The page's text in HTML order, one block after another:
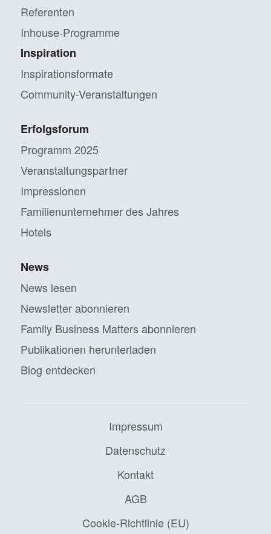
Referenten
Inhouse-Programme
Inspiration
Inspirationsformate
Community-Veranstaltungen
Erfolgsforum
Programm 2025
Veranstaltungs­partner
Impressionen
Familien­unternehmer des Jahres
Hotels
News
News lesen
Newsletter abonnieren
Family Business Matters abonnieren
Publikationen herunterladen
Blog entdecken
Impressum
Datenschutz
Kontakt
AGB
Cookie-Richtlinie (EU)